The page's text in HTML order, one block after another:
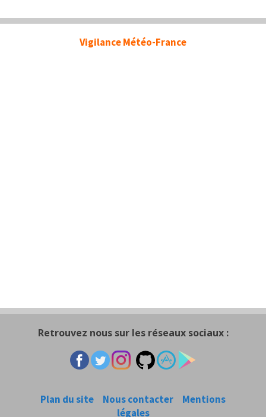
Vigilance Météo-France
Retrouvez nous sur les réseaux sociaux :
Plan du site Nous contacter
Mentions
légales